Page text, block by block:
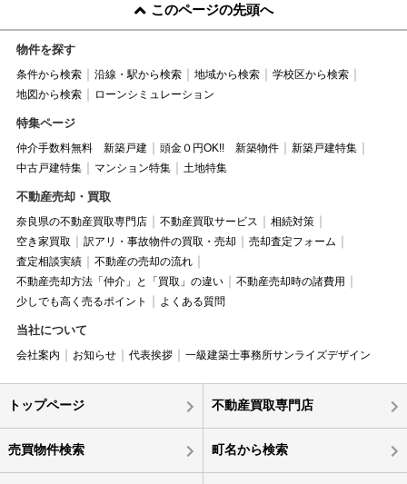
このページの先頭へ
物件を探す
条件から検索 沿線・駅から検索 地域から検索
学校区から検索
地図から検索
ローンシミュレーション
特集ページ
仲介手数料無料 新築戸建 頭金０円OK!! 新築物件
新築戸建特集
中古戸建特集
マンション特集 土地特集
不動産売却・買取
奈良県の不動産買取専門店 不動産買取サービス
相続対策
空き家買取
訳アリ・事故物件の買取・売却
売却査定フォーム
査定相談実績
不動産の売却の流れ
不動産売却方法「仲介」と「買取」の違い
不動産売却時の諸費用
少しでも高く売るポイント
よくある質問
当社について
会社案内 お知らせ 代表挨拶 一級建築士事務所サンライズデザイン
トップページ 不動産買取専門店
売買物件検索 町名から検索